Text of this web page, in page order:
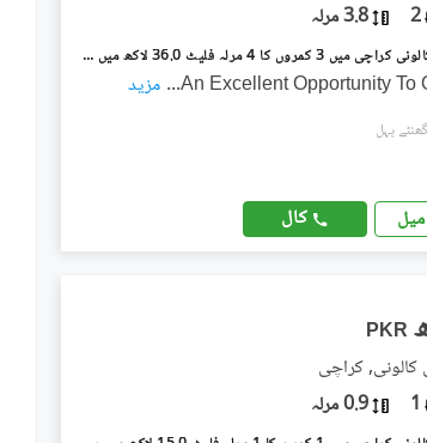
2 3.8 مرلہ
پی اینڈ ٹی کالونی کراچی میں 3 کمروں کا 4 مرلہ فلیٹ 36.0 لاکھ میں برائے فروخت۔
An Excellent Opportunity To
... مزید
کال
PKR
کالونی, کراچی
1 0.9 مرلہ